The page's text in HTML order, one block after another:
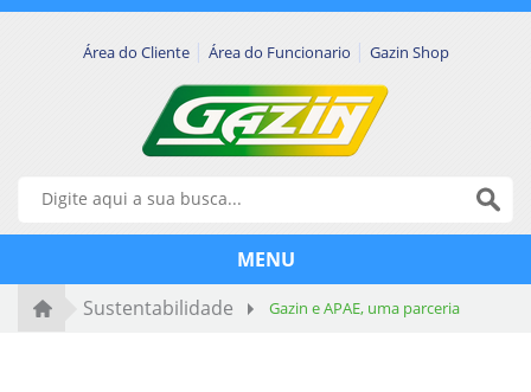
Área do Cliente | Área do Funcionario | Gazin Shop
MENU
Sustentabilidade
Gazin e APAE, uma parceria